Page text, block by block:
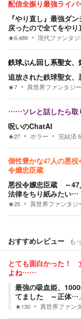
配信全振り最強ライ
『やり直し』最強ダ
戻ったので全てをや
★6,489 現代ファンタジ
鉄球ぶん回し系聖女
追放された鉄球聖女
★7 異世界ファンタジー
……ソレと話したら取
呪いのChatAI
★27 ホラー 完結済
個性豊かな47人の悪
令嬢忠臣蔵
悪役令嬢忠臣蔵 ～47
法律をちり紙みたい…
★25 異世界ファンタジ
おすすめレビュー も
とても面白かった！
よね……
最強の吸血姫、
てました ～正体…
★130 異世界ファン